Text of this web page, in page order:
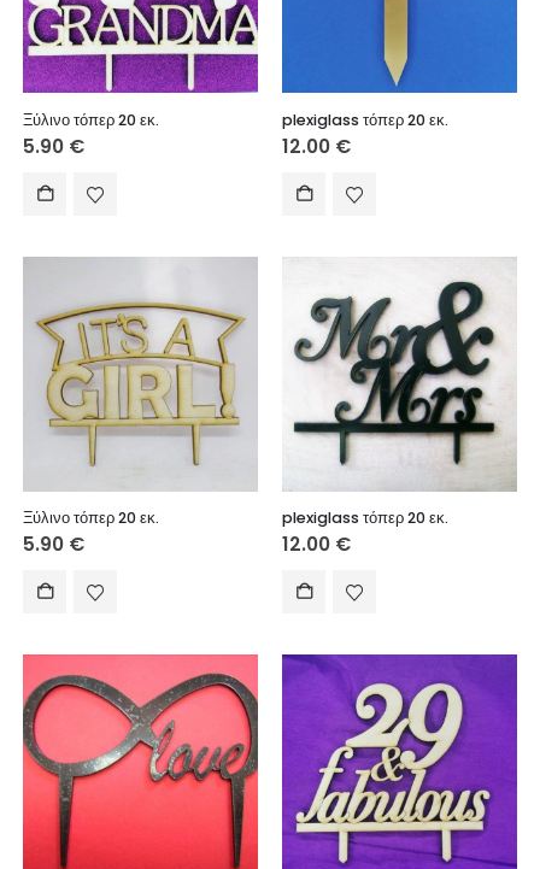
Ξύλινο τόπερ 20 εκ.
5.90 €
plexiglass τόπερ 20 εκ.
12.00 €
Ξύλινο τόπερ 20 εκ.
5.90 €
plexiglass τόπερ 20 εκ.
12.00 €